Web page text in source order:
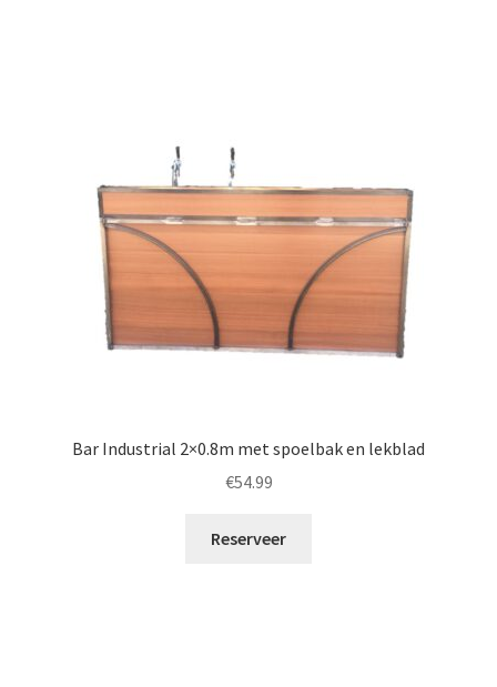
Bar Industrial 2×0.8m met spoelbak en lekblad
€54.99
Reserveer